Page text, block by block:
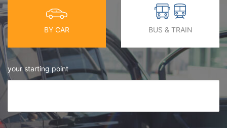
BY CAR BUS & TRAIN
your starting point